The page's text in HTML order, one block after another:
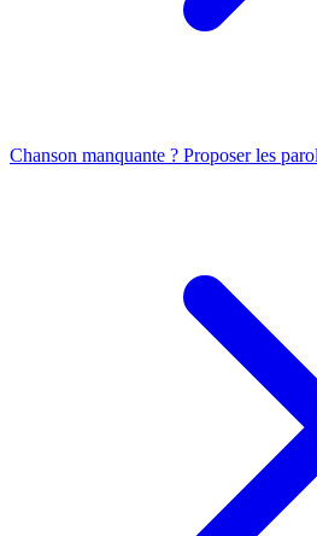
Chanson manquante ? Proposer les